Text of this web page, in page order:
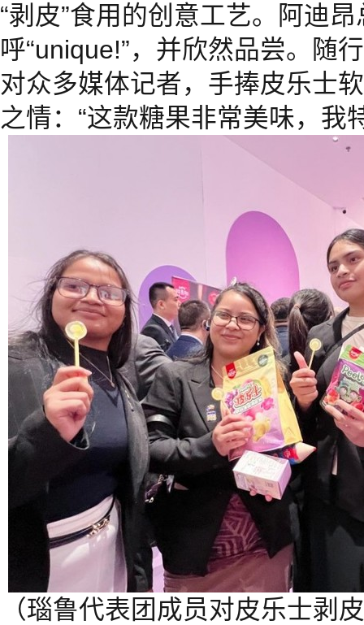
“剥皮”食用的创意工艺。阿迪
呼“unique!”，并欣然品尝。随
对众多媒体记者，手捧皮乐士
之情：“这款糖果非常美味，我
（瑙鲁代表团成员对皮乐士剥